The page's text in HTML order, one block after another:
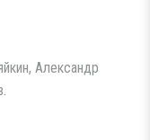
Александр